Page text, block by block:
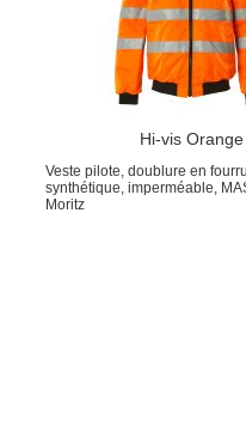
Hi-vis Orange
Veste pilote, doublure en
synthétique, imperméable,
Moritz